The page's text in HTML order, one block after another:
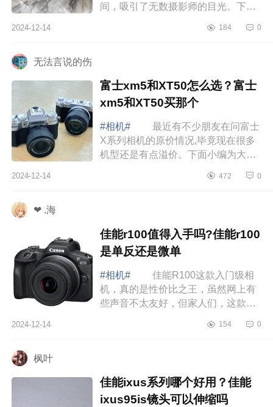
间，吸引了无数摄影师的目光。下面
士xm5和x100vi哪款好用 富士
2024-12-14 184 0
无法言说的伤
富士xm5和XT50怎么选？富士
xm5和XT50买那个
#相机#
最近有不少朋友在问富士
X系列相机的原价情况,毕竟现在很多
机型还是有点溢价。下面小编为大家
xm5和XT50买那个 富士xm5和
2024-12-14 472 0
❤ .海
佳能r100值得入手吗?佳能r100
是单反还是微单
#相机#
佳能R100这款入门级相
机，真的是性价比之王，虽然网上有
些声音不太友好，但家人们，这款相
为大家介绍下佳能r100值得入手吗?佳
2024-12-14 154 0
枫叶
佳能ixus系列哪个好用？佳能
ixus95is镜头可以伸缩吗